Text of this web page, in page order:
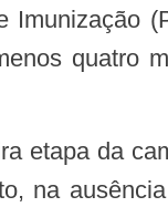
quatro
na